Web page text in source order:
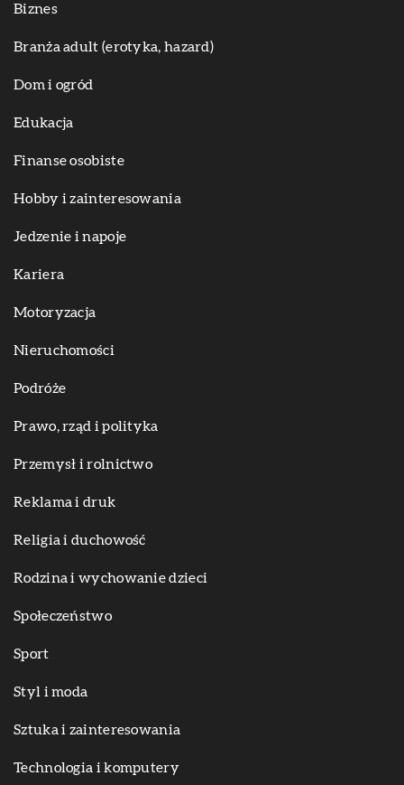
Biznes
Branża adult (erotyka, hazard)
Dom i ogród
Edukacja
Finanse osobiste
Hobby i zainteresowania
Jedzenie i napoje
Kariera
Motoryzacja
Nieruchomości
Podróże
Prawo, rząd i polityka
Przemysł i rolnictwo
Reklama i druk
Religia i duchowość
Rodzina i wychowanie dzieci
Społeczeństwo
Sport
Styl i moda
Sztuka i zainteresowania
Technologia i komputery